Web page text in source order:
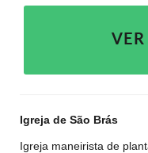
Igreja de São Brás
Igreja maneirista de